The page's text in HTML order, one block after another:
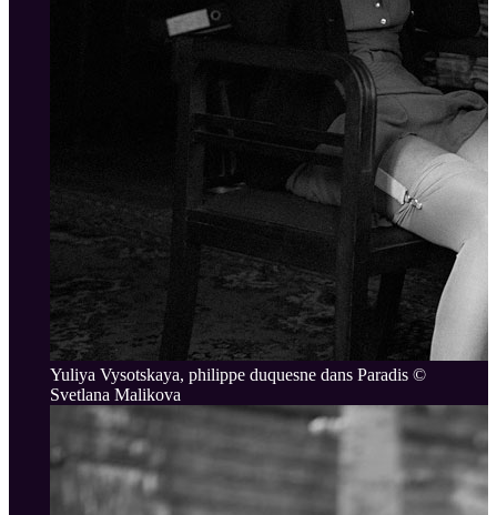
Yuliya Vysotskaya, philippe duquesne dans Paradis ©
Svetlana Malikova